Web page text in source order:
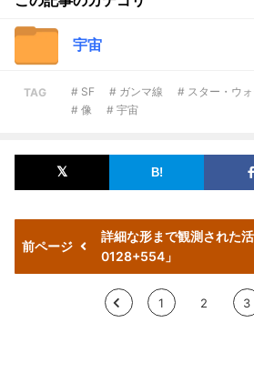
宇宙
TAG # SF # ガンマ線 # スター・ウ
# 像
# 宇宙
前ページ
詳細な形まで観測された
0128+554」
< 1 2 3